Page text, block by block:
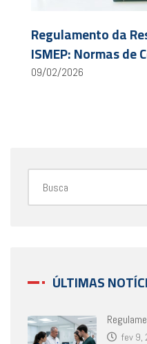
Regulamento da
ISMEP: Normas de
09/02/2026
ÚLTIMAS
fev 9,